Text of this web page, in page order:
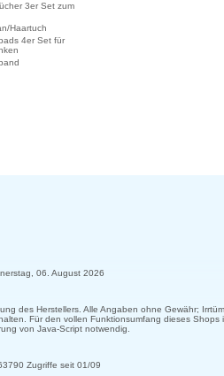
3er Set zum
Haartuch
4er Set für
06. August 2026
des Herstellers. Alle Angaben ohne Gewähr;
Für den vollen Funktionsumfang dieses Shops
von Java-Script notwendig.
Zugriffe seit 01/09